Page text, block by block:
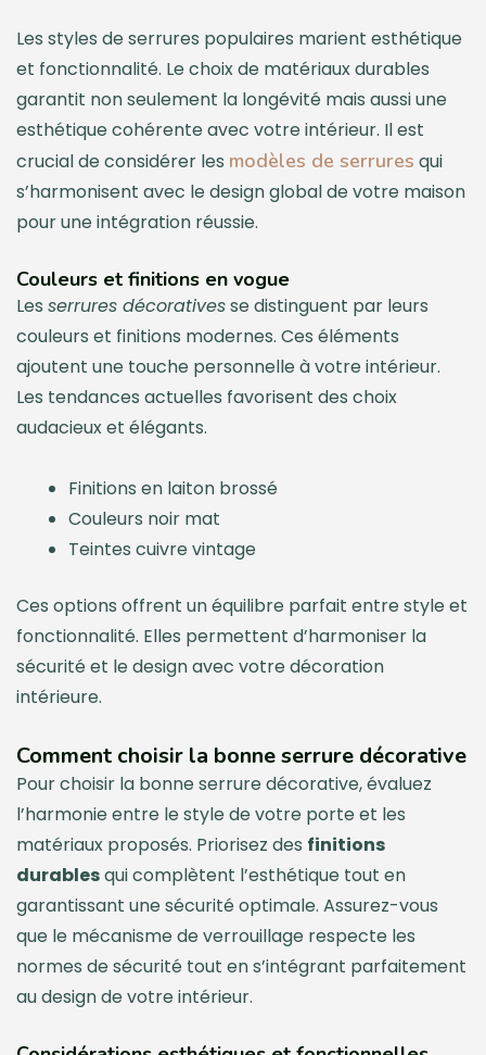
Les styles de serrures populaires marient esthétique
et fonctionnalité. Le choix de matériaux durables
garantit non seulement la longévité mais aussi une
esthétique cohérente avec votre intérieur. Il est
crucial de considérer les modèles de serrures qui
s’harmonisent avec le design global de votre maison
pour une intégration réussie.
Couleurs et finitions en vogue
Les serrures décorativesse distinguent par leurs
couleurs et finitions modernes. Ces éléments
ajoutent une touche personnelle à votre intérieur.
Les tendances actuelles favorisent des choix
audacieux et élégants.
Finitions en laiton brossé
Couleurs noir mat
Teintes cuivre vintage
Ces options offrent un équilibre parfait entre style et
fonctionnalité. Elles permettent d’harmoniser la
sécurité et le design avec votre décoration
intérieure.
Comment choisir la bonne serrure décorative
Pour choisir la bonne serrure décorative, évaluez
l’harmonie entre le style de votre porte et les
matériaux proposés. Priorisez des finitions
durablesqui complètent l’esthétique tout en
garantissant une sécurité optimale. Assurez-vous
que le mécanisme de verrouillage respecte les
normes de sécurité tout en s’intégrant parfaitement
au design de votre intérieur.